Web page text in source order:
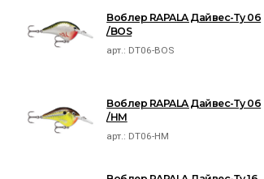
Воблер RAPALA Дайвес-Ту 06
/BOS
арт.: DT06-BOS
Воблер RAPALA Дайвес-Ту 06
/HM
арт.: DT06-HM